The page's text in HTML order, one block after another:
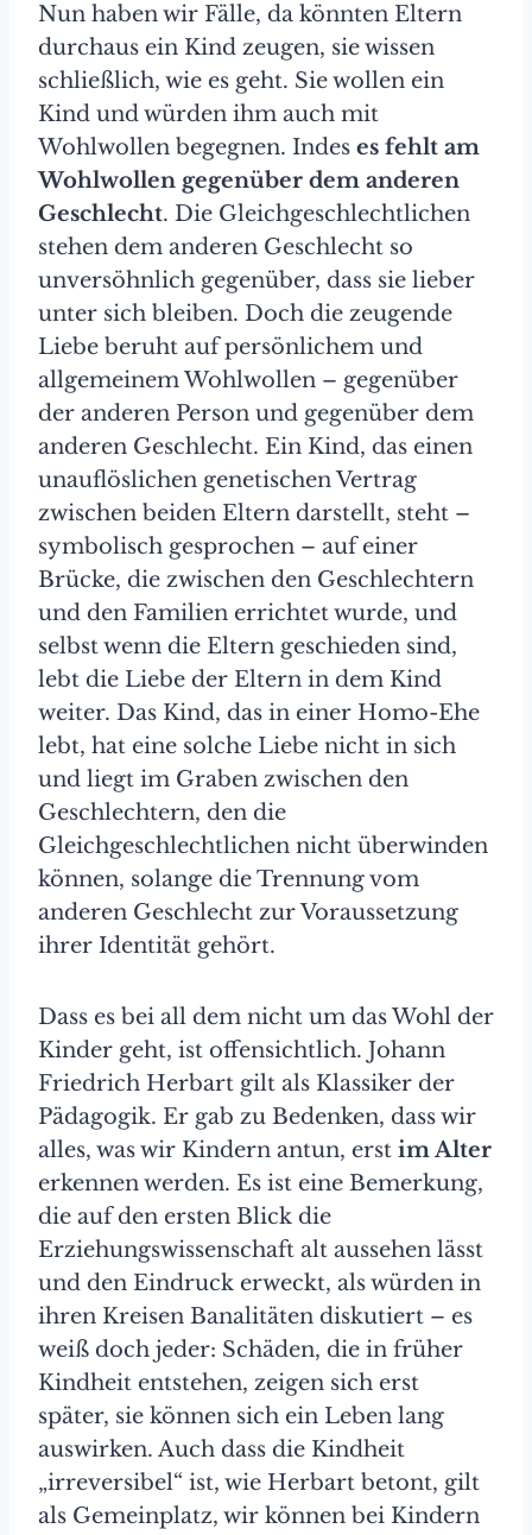
Nun haben wir Fälle, da könnten Eltern
durchaus ein Kind zeugen, sie wissen
schließlich, wie es geht. Sie wollen ein
Kind und würden ihm auch mit
Wohlwollen begegnen. Indes es fehlt am
Wohlwollen gegenüber dem anderen
Geschlecht. Die Gleichgeschlechtlichen
stehen dem anderen Geschlecht so
unversöhnlich gegenüber, dass sie lieber
unter sich bleiben. Doch die zeugende
Liebe beruht auf persönlichem und
allgemeinem Wohlwollen – gegenüber
der anderen Person und gegenüber dem
anderen Geschlecht. Ein Kind, das einen
unauflöslichen genetischen Vertrag
zwischen beiden Eltern darstellt, steht –
symbolisch gesprochen – auf einer
Brücke, die zwischen den Geschlechtern
und den Familien errichtet wurde, und
selbst wenn die Eltern geschieden sind,
lebt die Liebe der Eltern in dem Kind
weiter. Das Kind, das in einer Homo-Ehe
lebt, hat eine solche Liebe nicht in sich
und liegt im Graben zwischen den
Geschlechtern, den die
Gleichgeschlechtlichen nicht überwinden
können, solange die Trennung vom
anderen Geschlecht zur Voraussetzung
ihrer Identität gehört.
Dass es bei all dem nicht um das Wohl der
Kinder geht, ist offensichtlich. Johann
Friedrich Herbart gilt als Klassiker der
Pädagogik. Er gab zu Bedenken, dass wir
alles, was wir Kindern antun, erst im Alter
erkennen werden. Es ist eine Bemerkung,
die auf den ersten Blick die
Erziehungswissenschaft alt aussehen lässt
und den Eindruck erweckt, als würden in
ihren Kreisen Banalitäten diskutiert – es
weiß doch jeder: Schäden, die in früher
Kindheit entstehen, zeigen sich erst
später, sie können sich ein Leben lang
auswirken. Auch dass die Kindheit
„irreversibel“ ist, wie Herbart betont, gilt
als Gemeinplatz, wir können bei Kindern